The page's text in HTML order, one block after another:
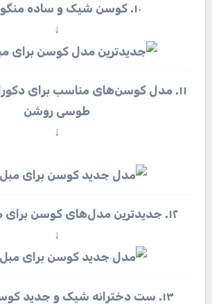
۱۰. کوسن شیک و ساده منگوله دار
↓
۱۱. مدل کوسن‌های مناسب برای
طوسی روشن
↓
۱۲. جدیدترین مدل‌های کوسن برای مبلمان راحتی
↓
۱۳. ست دخترانه شیک و جدید